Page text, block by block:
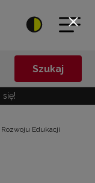
Szukaj
się!
Rozwoju Edukacji